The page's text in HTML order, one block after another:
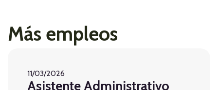
Más empleos
11/03/2026
Asistente Administrativo